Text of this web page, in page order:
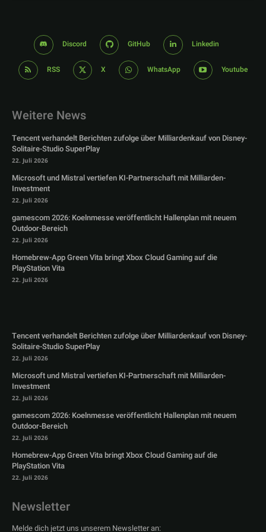
Discord GitHub Linkedin
RSS X WhatsApp Youtube
Weitere News
Tencent verhandelt Berichten zufolge über Milliardenkauf von Disney-
Solitaire-Studio SuperPlay
22. Juli 2026
Microsoft und Mistral vertiefen KI-Partnerschaft mit Milliarden-
Investment
22. Juli 2026
gamescom 2026: Koelnmesse veröffentlicht Hallenplan mit neuem
Outdoor-Bereich
22. Juli 2026
Homebrew-App Green Vita bringt Xbox Cloud Gaming auf die
PlayStation Vita
22. Juli 2026
Tencent verhandelt Berichten zufolge über Milliardenkauf von Disney-
Solitaire-Studio SuperPlay
22. Juli 2026
Microsoft und Mistral vertiefen KI-Partnerschaft mit Milliarden-
Investment
22. Juli 2026
gamescom 2026: Koelnmesse veröffentlicht Hallenplan mit neuem
Outdoor-Bereich
22. Juli 2026
Homebrew-App Green Vita bringt Xbox Cloud Gaming auf die
PlayStation Vita
22. Juli 2026
Newsletter
Melde dich jetzt uns unserem Newsletter an: